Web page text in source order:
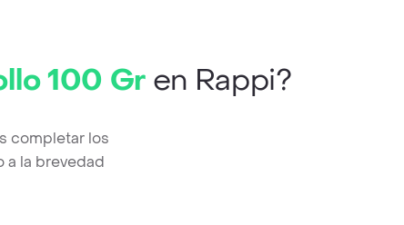
100 Gren Rappi?
completar los
a la brevedad